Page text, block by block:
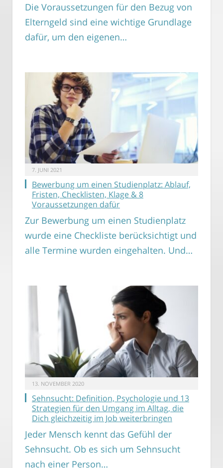
Die Voraussetzungen für den Bezug von
Elterngeld sind eine wichtige Grundlage
dafür, um den eigenen…
7. JUNI 2021
Bewerbung um einen Studienplatz: Ablauf,
Fristen, Checklisten, Klage & 8
Voraussetzungen dafür
Zur Bewerbung um einen Studienplatz
wurde eine Checkliste berücksichtigt und
alle Termine wurden eingehalten. Und…
13. NOVEMBER 2020
Sehnsucht: Definition, Psychologie und 13
Strategien für den Umgang im Alltag, die
Dich gleichzeitig im Job weiterbringen
Jeder Mensch kennt das Gefühl der
Sehnsucht. Ob es sich um Sehnsucht
nach einer Person…